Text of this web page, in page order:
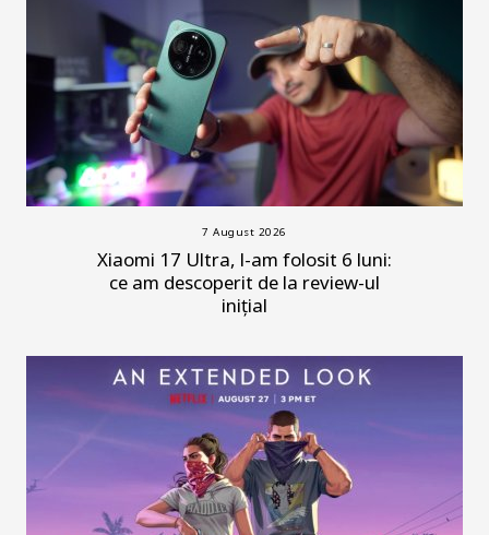
7 August 2026
Xiaomi 17 Ultra, l-am folosit 6 luni:
ce am descoperit de la review-ul
inițial